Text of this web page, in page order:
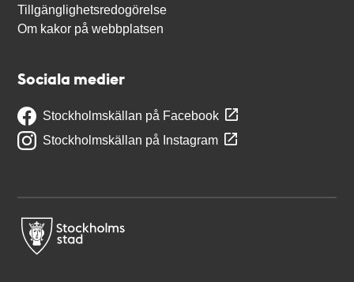
Tillgänglighetsredogörelse
Om kakor på webbplatsen
Sociala medier
Stockholmskällan på Facebook
Stockholmskällan på Instagram